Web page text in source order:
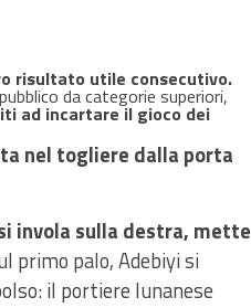
risultato utile consecutivo.
da categorie superiori,
ad incartare il gioco dei
nel togliere dalla porta
invola sulla destra, mette
primo palo, Adebiyi si
il portiere lunanese